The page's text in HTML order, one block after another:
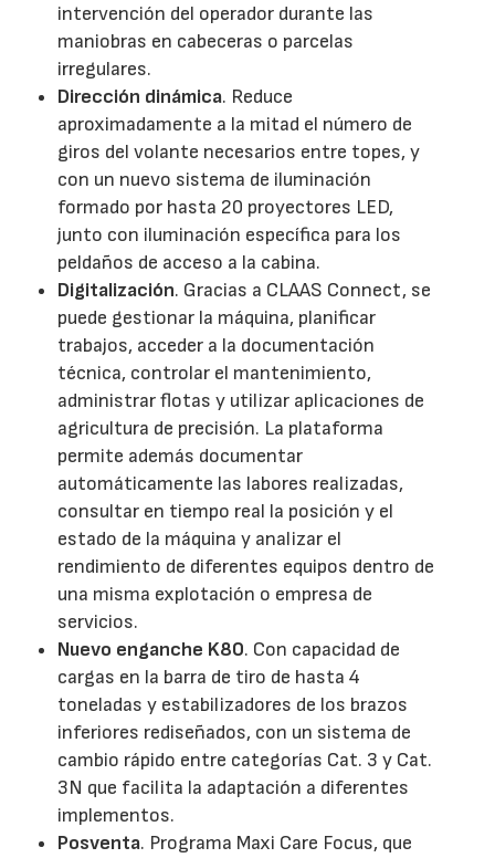
intervención del operador durante las
maniobras en cabeceras o parcelas
irregulares.
Dirección dinámica. Reduce
aproximadamente a la mitad el número de
giros del volante necesarios entre topes, y
con un nuevo sistema de iluminación
formado por hasta 20 proyectores LED,
junto con iluminación específica para los
peldaños de acceso a la cabina.
Digitalización. Gracias a CLAAS Connect, se
puede gestionar la máquina, planificar
trabajos, acceder a la documentación
técnica, controlar el mantenimiento,
administrar flotas y utilizar aplicaciones de
agricultura de precisión. La plataforma
permite además documentar
automáticamente las labores realizadas,
consultar en tiempo real la posición y el
estado de la máquina y analizar el
rendimiento de diferentes equipos dentro de
una misma explotación o empresa de
servicios.
Nuevo enganche K80. Con capacidad de
cargas en la barra de tiro de hasta 4
toneladas y estabilizadores de los brazos
inferiores rediseñados, con un sistema de
cambio rápido entre categorías Cat. 3 y Cat.
3N que facilita la adaptación a diferentes
implementos.
Posventa. Programa Maxi Care Focus, que